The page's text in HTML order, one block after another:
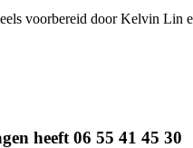
voorbereid door Kelvin Lin
heeft 06 55 41 45 30